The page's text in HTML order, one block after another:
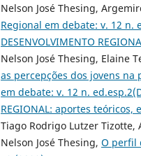
Nelson José Thesing,
Regional em debate: v. 12 n.
DESENVOLVIMENTO
Nelson José Thesing, Elaine
as percepções dos jovens
em debate: v. 12 n.
REGIONAL: aportes
Tiago Rodrigo Lutzer Tizotte,
Nelson José Thesing, O perfil